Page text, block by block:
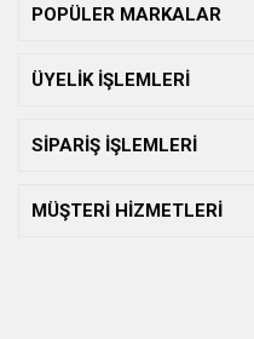
POPÜLER MARKALAR
ÜYELİK İŞLEMLERİ
SİPARİŞ İŞLEMLERİ
MÜŞTERİ HİZMETLERİ